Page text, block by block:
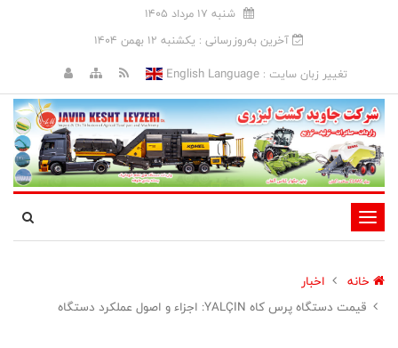
شنبه 17 مرداد 1405
آخرین به‌روزرسانی : يکشنبه 12 بهمن 1404
تغییر زبان سایت :English Language
تغییر
وضعیت
ناوبری
خانه
اخبار
قیمت دستگاه پرس کاه YALÇIN: اجزاء و اصول عملکرد دستگاه